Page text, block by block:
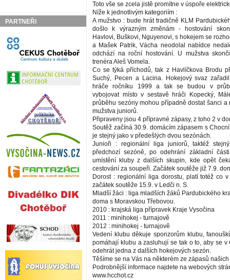
PARTNEŘI
Toto vše se zcela jistě promítne v úspoře
Níže k jednotlivým kategoriím :
A mužstvo : bude hrát tradičně KLM
došlo k výrazným změnám - hostování
Havlovi, Buškovi, Nguyenovi, s hokejem se
a Mašek Patrik, Vácha neodolal nabídce
odchází na roční hostování. U mužstva
trenéra Aleš Vomela.
Co se týká příchodů, tak z Havlíčkova Brodu
Suchý, Pecen a Lacina. Hokejový svaz
hráče ročníku 1999 a tak se budou v
vybojovat místo v sestavě hráči Kopecký,
průběhu sezóny mohou případně dostat šanci a
mužstva juniorů.
Připraveny jsou 4 přípravné zápasy, z toho 2 v
Soutěž začíná 30.9. domácím zápasem s
je stejný jako v předešlých dvou sezónách.
Junioři : regionální liga juniorů, taktéž
předchozí sezóně, po odehrání základní
umístění kluby z dalších skupin, kde opět
cestování za soupeři. Začátek soutěže již 7.9.
Dorost : regionální liga dorostu, platí totéž co
začátek soutěže 15.9. v Ledči n. S.
Mladší žáci : liga mladších žáků Pardubického
doma s Moravskou Třebovou.
2010 : krajská liga přípravek Kraje Vysočina
2011 : minihokej - turnajově
2012 : minihokej - turnajově
Vedení klubu děkuje sponzorům klubu,
pomáhají klubu a zasluhují se tak o to, aby se v
odehrát jedna z dalších hokejových sezón.
Těšíme se na Vás na některém ze zápasů našich
Podrobnější informace najdete na webových
www.hcchot.cz